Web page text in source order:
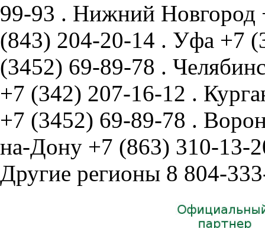
99-93 . Нижний Новгород
(843) 204-20-14 . Уфа +7
(3452) 69-89-78 .
+7 (342) 207-16-12 .
+7 (3452) 69-89-78 .
на-Дону +7 (863) 310-13-
Другие регионы 8 804-